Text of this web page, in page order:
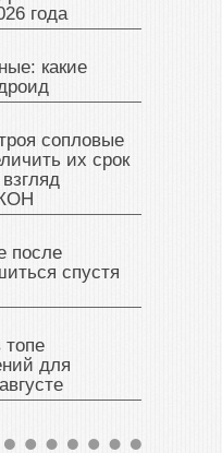
года
какие
сопловые
их срок
после
спустя
для